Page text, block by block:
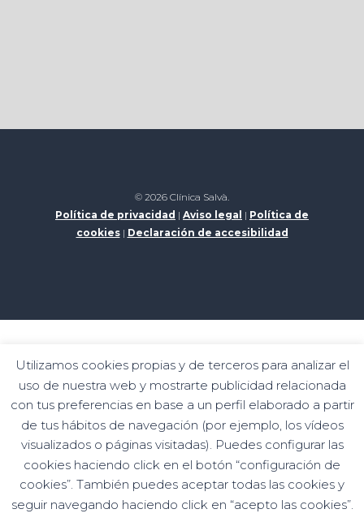
© 2026 Clínica Salvà.
Política de privacidad | Aviso legal | Política de
cookies| Declaración de accesibilidad
Utilizamos cookies propias y de terceros para analizar el
uso de nuestra web y mostrarte publicidad relacionada
con tus preferencias en base a un perfil elaborado a partir
de tus hábitos de navegación (por ejemplo, los vídeos
visualizados o páginas visitadas). Puedes configurar las
cookies haciendo click en el botón “configuración de
cookies”. También puedes aceptar todas las cookies y
seguir navegando haciendo click en “acepto las cookies”.
Programa de kits digitales financiado por los fondos
Siguiente Generation del mecanismo de
recuperación y resiliencia